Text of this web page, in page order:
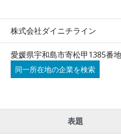
株式会社ダイニチライン
愛媛県宇和島市寄松甲1385番地
同一所在地の企業を検索
表題